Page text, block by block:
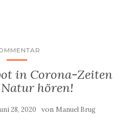
in Corona-Zeiten
hören!
28, 2020 von Manuel Brug